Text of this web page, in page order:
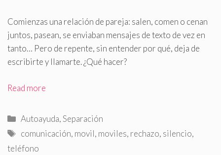
Comienzas una relación de pareja: salen, comen o cenan
juntos, pasean, se enviaban mensajes de texto de vez en
tanto… Pero de repente, sin entender por qué, deja de
escribirte y llamarte.¿Qué hacer?
Read more
Categorías
Autoayuda,Separación
Etiquetas
comunicación, movil, moviles, rechazo, silencio,
teléfono